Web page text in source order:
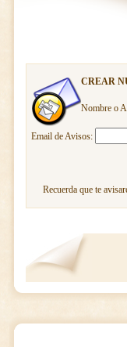
CREAR
Nombre o
Email de Avisos:
Recuerda que te